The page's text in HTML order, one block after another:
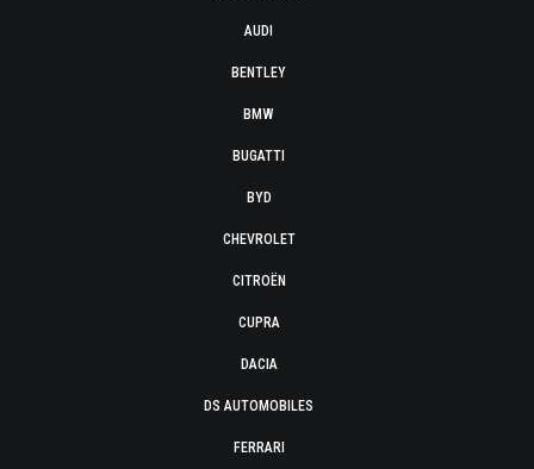
AUDI
BENTLEY
BMW
BUGATTI
BYD
CHEVROLET
CITROËN
CUPRA
DACIA
DS AUTOMOBILES
FERRARI